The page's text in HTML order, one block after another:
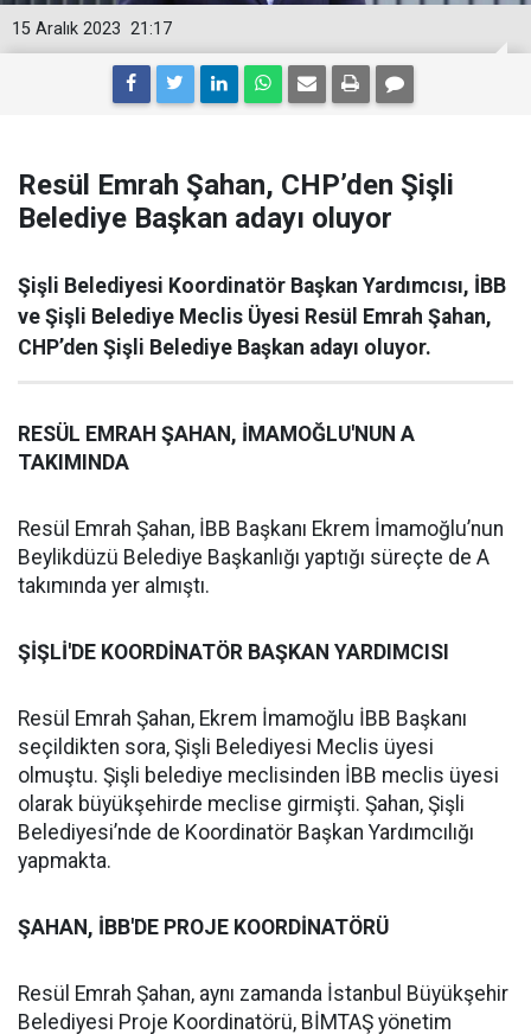
21:17
15 Aralık 2023
Resül Emrah Şahan, CHP’den Şişli
Belediye Başkan adayı oluyor
Şişli Belediyesi Koordinatör Başkan Yardımcısı, İBB
ve Şişli Belediye Meclis Üyesi Resül Emrah Şahan,
CHP’den Şişli Belediye Başkan adayı oluyor.
RESÜL EMRAH ŞAHAN, İMAMOĞLU'NUN A
TAKIMINDA
Resül Emrah Şahan, İBB Başkanı Ekrem İmamoğlu’nun
Beylikdüzü Belediye Başkanlığı yaptığı süreçte de A
takımında yer almıştı.
ŞİŞLİ'DE KOORDİNATÖR BAŞKAN YARDIMCISI
Resül Emrah Şahan, Ekrem İmamoğlu İBB Başkanı
seçildikten sora, Şişli Belediyesi Meclis üyesi
olmuştu. Şişli belediye meclisinden İBB meclis üyesi
olarak büyükşehirde meclise girmişti. Şahan, Şişli
Belediyesi’nde de Koordinatör Başkan Yardımcılığı
yapmakta.
ŞAHAN, İBB'DE PROJE KOORDİNATÖRÜ
Resül Emrah Şahan, aynı zamanda İstanbul Büyükşehir
Belediyesi Proje Koordinatörü, BİMTAŞ yönetim